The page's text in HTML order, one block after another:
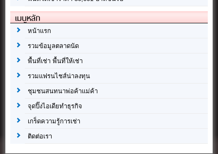
เมนูหลัก
หน้าแรก
รวมข้อมูลตลาดนัด
พื้นที่เช่า พื้นที่ให้เช่า
รวมแฟรนไชส์น่าลงทุน
ชุมชนสนทนาพ่อค้าแม่ค้า
จุดปิ๊งไอเดียทำธุรกิจ
เกร็ดความรู้การเช่า
ติดต่อเรา